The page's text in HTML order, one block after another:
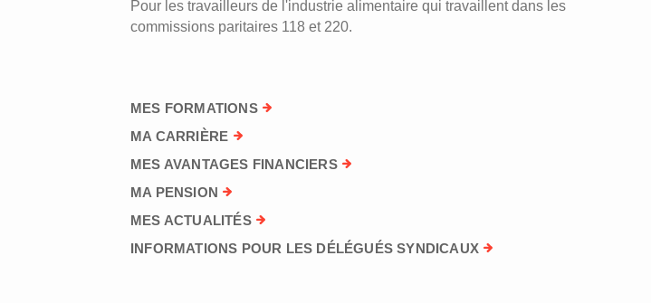
Pour les travailleurs de l'industrie alimentaire qui travaillent dans les
commissions paritaires 118 et 220.
MES FORMATIONS
MA CARRIÈRE
MES AVANTAGES FINANCIERS
MA PENSION
MES ACTUALITÉS
INFORMATIONS POUR LES DÉLÉGUÉS SYNDICAUX